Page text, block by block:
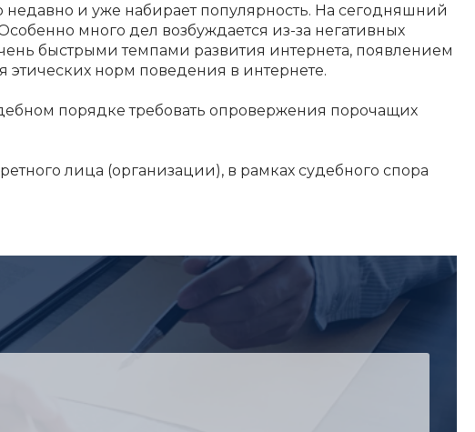
и уже набирает популярность. На сегодняшний
много дел возбуждается из-за негативных
быстрыми темпами развития интернета, появлением
этических норм поведения в интернете.
порядке требовать опровержения порочащих
лица (организации), в рамках судебного спора